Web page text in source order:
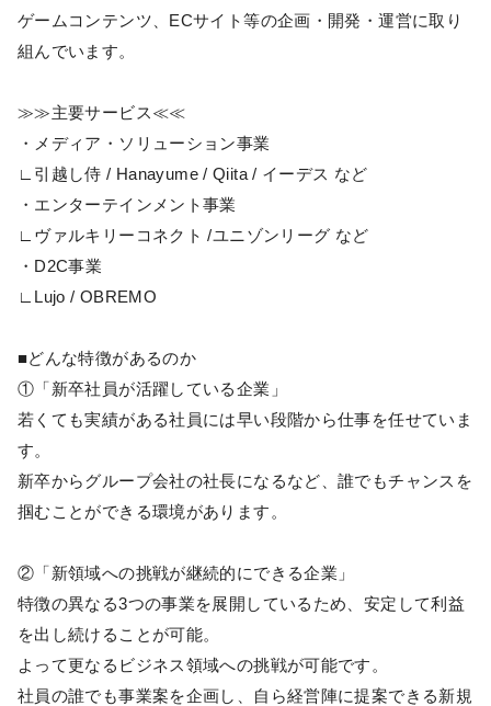
ゲームコンテンツ、ECサイト等の企画・開発・運営に取り
組んでいます。
≫≫主要サービス≪≪
・メディア・ソリューション事業
∟引越し侍 / Hanayume / Qiita / イーデス など
・エンターテインメント事業
∟ヴァルキリーコネクト /ユニゾンリーグ など
・D2C事業
∟Lujo / OBREMO
■どんな特徴があるのか
①「新卒社員が活躍している企業」
若くても実績がある社員には早い段階から仕事を任せていま
す。
新卒からグループ会社の社長になるなど、誰でもチャンスを
掴むことができる環境があります。
②「新領域への挑戦が継続的にできる企業」
特徴の異なる3つの事業を展開しているため、安定して利益
を出し続けることが可能。
よって更なるビジネス領域への挑戦が可能です。
社員の誰でも事業案を企画し、自ら経営陣に提案できる新規